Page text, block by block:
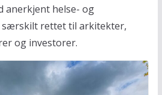
anerkjent helse- og
særskilt rettet til arkitekter,
og investorer.